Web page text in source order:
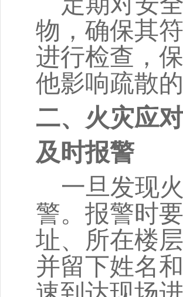
物，确保其
进行检查，
他影响疏散的
二、火灾应
及时报警
一旦发现
警。报警时
址、所在楼
并留下姓名